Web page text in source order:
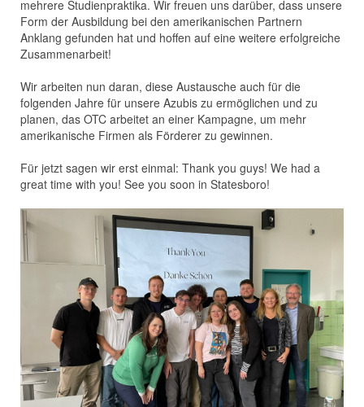
mehrere Studienpraktika. Wir freuen uns darüber, dass unsere
Form der Ausbildung bei den amerikanischen Partnern
Anklang gefunden hat und hoffen auf eine weitere erfolgreiche
Zusammenarbeit!
Wir arbeiten nun daran, diese Austausche auch für die
folgenden Jahre für unsere Azubis zu ermöglichen und zu
planen, das OTC arbeitet an einer Kampagne, um mehr
amerikanische Firmen als Förderer zu gewinnen.
Für jetzt sagen wir erst einmal: Thank you guys! We had a
great time with you! See you soon in Statesboro!